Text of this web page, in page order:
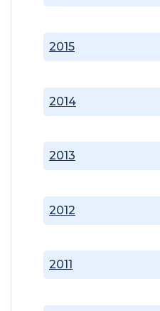
2011
2012
2013
2014
2015